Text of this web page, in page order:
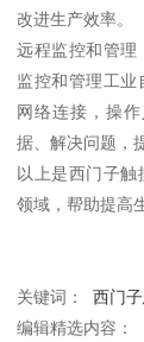
改进生产效率。
远程监控和管理
监控和管理工业
网络连接，操
据、解决问题，
以上是西门子
领域，帮助提高
关键词：西门
编辑精选内容：